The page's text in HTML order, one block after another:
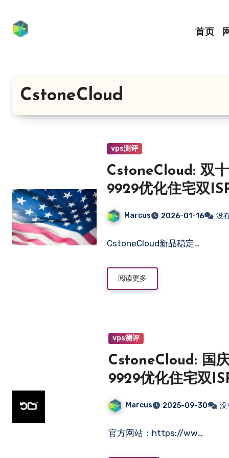
首页
CstoneCloud
vps测评
CstoneCloud: 双
9929优化住宅双
ChatGPT等
Marcus 2026-01-16 没
CstoneCloud新品稳定…
阅读更多
vps测评
CstoneCloud: 国
9929优化住宅双
ChatGPT等
Marcus 2025-09-30 没
官方网站：https://ww…